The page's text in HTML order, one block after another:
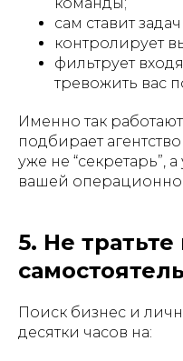
сам ставит
контролирует
фильтрует
тревожить вас
Именно так
подбирает агентство
уже не “секретарь”,
вашей
5. Не
Поиск бизнес и
десятки часов на: